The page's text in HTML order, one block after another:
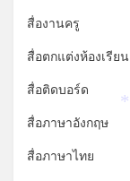
สื่องานครู
สื่อตกแต่งห้องเรียน
สื่อติดบอร์ด
สื่อภาษาอังกฤษ
สื่อภาษาไทย